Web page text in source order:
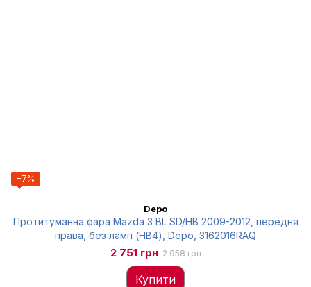
−7%
Depo
Протитуманна фара Mazda 3 BL SD/HB 2009-2012, передня
права, без ламп (HB4), Depo, 3162016RAQ
2 751 грн 2 958 грн
Купити